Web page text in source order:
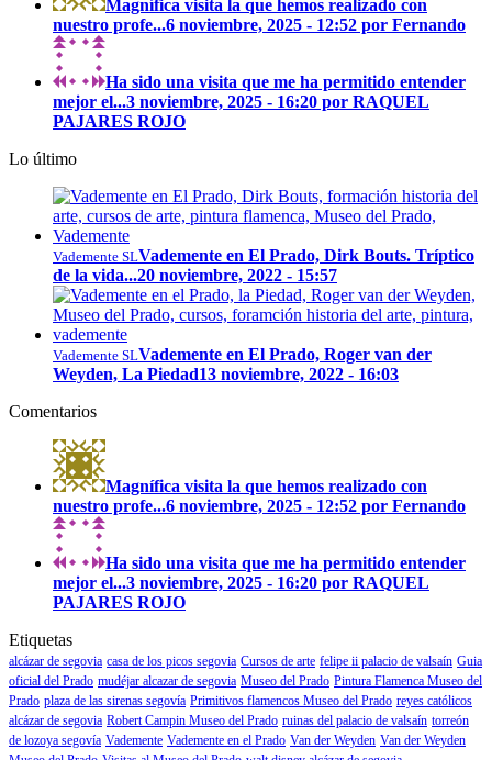
Magnífica visita la que hemos realizado con
nuestro profe...6 noviembre, 2025 - 12:52 por Fernando
Ha sido una visita que me ha permitido entender
mejor el...3 noviembre, 2025 - 16:20 por RAQUEL
PAJARES ROJO
Lo último
Vademente SLVademente en El Prado, Dirk Bouts. Tríptico
de la vida...20 noviembre, 2022 - 15:57
Vademente SLVademente en El Prado, Roger van der
Weyden, La Piedad13 noviembre, 2022 - 16:03
Comentarios
Magnífica visita la que hemos realizado con
nuestro profe...6 noviembre, 2025 - 12:52 por Fernando
Ha sido una visita que me ha permitido entender
mejor el...3 noviembre, 2025 - 16:20 por RAQUEL
PAJARES ROJO
Etiquetas
alcázar de segovia casa de los picos segovia Cursos de arte felipe ii palacio de valsaín Guia
oficial del Prado mudéjar alcazar de segovia Museo del Prado Pintura Flamenca Museo del
Prado plaza de las sirenas segovía Primitivos flamencos Museo del Prado reyes católicos
alcázar de segovia Robert Campin Museo del Prado ruinas del palacio de valsaín torreón
de lozoya segovía Vademente Vademente en el Prado Van der Weyden Van der Weyden